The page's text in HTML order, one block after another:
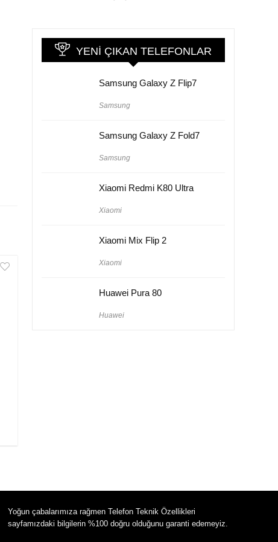
YENI ÇIKAN TELEFONLAR
Samsung Galaxy Z Flip7
Samsung
Samsung Galaxy Z Fold7
Samsung
Xiaomi Redmi K80 Ultra
Xiaomi
Xiaomi Mix Flip 2
Xiaomi
Huawei Pura 80
Huawei
Yoğun çabalarımıza rağmen Telefon Teknik Özellikleri
sayfamızdaki bilgilerin %100 doğru olduğunu garanti edemeyiz.